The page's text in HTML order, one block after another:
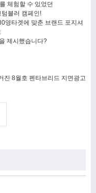
체험할 수 있었던
블러 캠페인!
영타겟에 맞춘 브랜드 포지셔
제시했습니다?
진 8월호 펜타브리드 지면광고